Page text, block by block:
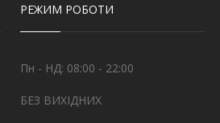
РЕЖИМ РОБОТИ
Пн - НД: 08:00 - 22:00
БЕЗ ВИХІДНИХ